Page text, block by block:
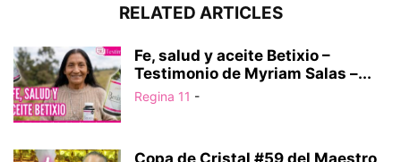
RELATED ARTICLES
Fe, salud y aceite Betixio –
Testimonio de Myriam Salas –...
Regina 11 -